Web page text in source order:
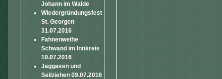
Johann im Walde
Wiedergründungsfest
St. Georgen
31.07.2016
Fahnenweihe
Schwand im Innkreis
10.07.2016
Jaggassn und
Seilziehen 09.07.2016